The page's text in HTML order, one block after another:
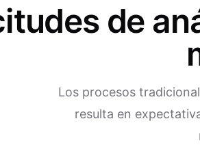
de
Los procesos
resulta en